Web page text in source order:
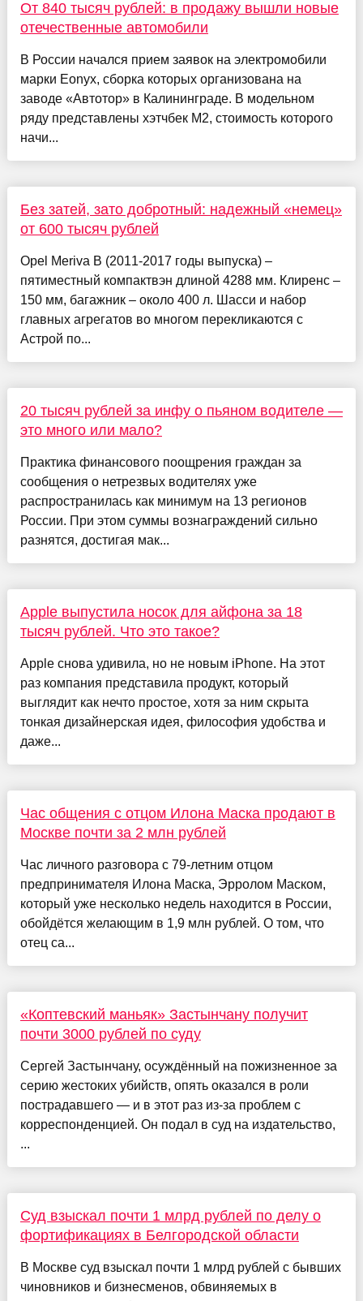
От 840 тысяч рублей: в продажу вышли новые
отечественные автомобили
В России начался прием заявок на электромобили
марки Eonyx, сборка которых организована на
заводе «Автотор» в Калининграде. В модельном
ряду представлены хэтчбек M2, стоимость которого
начи...
Без затей, зато добротный: надежный «немец»
от 600 тысяч рублей
Opel Meriva B (2011-2017 годы выпуска) –
пятиместный компактвэн длиной 4288 мм. Клиренс –
150 мм, багажник – около 400 л. Шасси и набор
главных агрегатов во многом перекликаются с
Астрой по...
20 тысяч рублей за инфу о пьяном водителе —
это много или мало?
Практика финансового поощрения граждан за
сообщения о нетрезвых водителях уже
распространилась как минимум на 13 регионов
России. При этом суммы вознаграждений сильно
разнятся, достигая мак...
Apple выпустила носок для айфона за 18
тысяч рублей. Что это такое?
Apple снова удивила, но не новым iPhone. На этот
раз компания представила продукт, который
выглядит как нечто простое, хотя за ним скрыта
тонкая дизайнерская идея, философия удобства и
даже...
Час общения с отцом Илона Маска продают в
Москве почти за 2 млн рублей
Час личного разговора с 79-летним отцом
предпринимателя Илона Маска, Эрролом Маском,
который уже несколько недель находится в России,
обойдётся желающим в 1,9 млн рублей. О том, что
отец са...
«Коптевский маньяк» Застынчану получит
почти 3000 рублей по суду
Сергей Застынчану, осуждённый на пожизненное за
серию жестоких убийств, опять оказался в роли
пострадавшего — и в этот раз из-за проблем с
корреспонденцией. Он подал в суд на издательство,
...
Суд взыскал почти 1 млрд рублей по делу о
фортификациях в Белгородской области
В Москве суд взыскал почти 1 млрд рублей с бывших
чиновников и бизнесменов, обвиняемых в